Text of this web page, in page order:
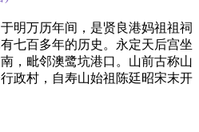
明万历年间，是贤良港妈祖祖祠
七百多年的历史。永定天后宫坐
，毗邻澳鹭坑港口。山前古称山
政村，自寿山始祖陈廷昭宋末开